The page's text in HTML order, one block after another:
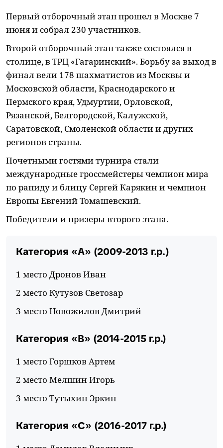
Первый отборочный этап прошел в Москве 7
июня и собрал 230 участников.
Второй отборочный этап также состоялся в
столице, в ТРЦ «Гагаринский». Борьбу за выход в
финал вели 178 шахматистов из Москвы и
Московской области, Краснодарского и
Пермского края, Удмуртии, Орловской,
Рязанской, Белгородской, Калужской,
Саратовской, Смоленской области и других
регионов страны.
Почетными гостями турнира стали
международные гроссмейстеры чемпион мира
по рапиду и блицу Сергей Карякин и чемпион
Европы Евгений Томашевский.
Победители и призеры второго этапа.
Категория «A» (2009-2013 г.р.)
1 место Дронов Иван
2 место Кутузов Светозар
3 место Новожилов Дмитрий
Категория «В» (2014-2015 г.р.)
1 место Горшков Артем
2 место Мелшин Игорь
3 место Тутыхин Эркин
Категория «С» (2016-2017 г.р.)